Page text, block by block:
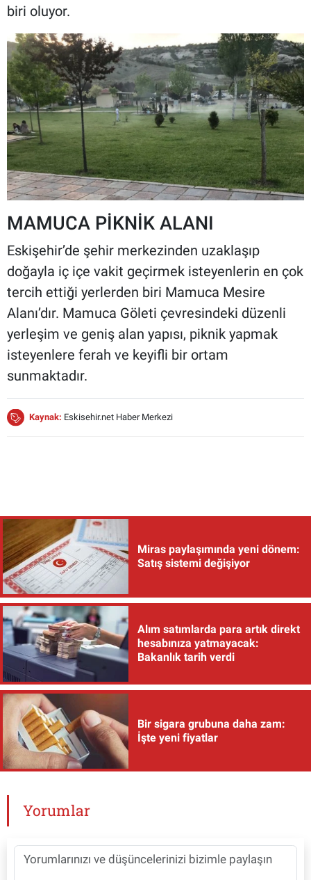
biri oluyor.
MAMUCA PİKNİK ALANI
Eskişehir’de şehir merkezinden uzaklaşıp
doğayla iç içe vakit geçirmek isteyenlerin en çok
tercih ettiği yerlerden biri Mamuca Mesire
Alanı’dır. Mamuca Göleti çevresindeki düzenli
yerleşim ve geniş alan yapısı, piknik yapmak
isteyenlere ferah ve keyifli bir ortam
sunmaktadır.
Kaynak: Eskisehir.net Haber Merkezi
Miras paylaşımında yeni dönem:
Satış sistemi değişiyor
Alım satımlarda para artık direkt
hesabınıza yatmayacak:
Bakanlık tarih verdi
Bir sigara grubuna daha zam:
İşte yeni fiyatlar
Yorumlar